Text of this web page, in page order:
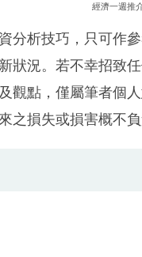
經濟一週推
分析技巧，只可作
狀況。若不幸招致
觀點，僅屬筆者個
之損失或損害概不負